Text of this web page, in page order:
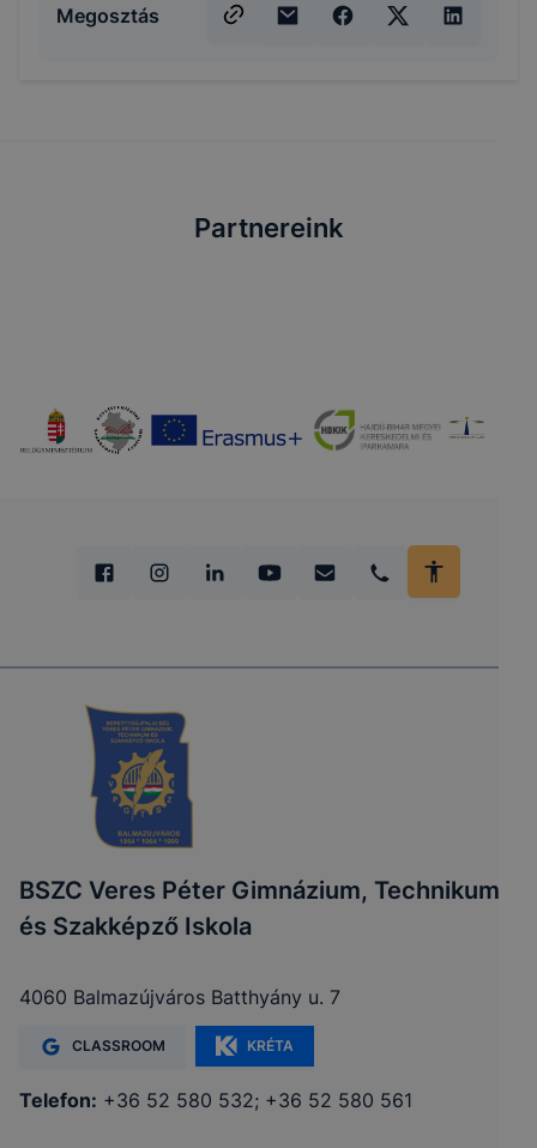
Megosztás
Partnereink
BSZC Veres Péter Gimnázium, Technikum
és Szakképző Iskola
4060 Balmazújváros Batthyány u. 7
CLASSROOM KRÉTA
Telefon: +36 52 580 532; +36 52 580 561